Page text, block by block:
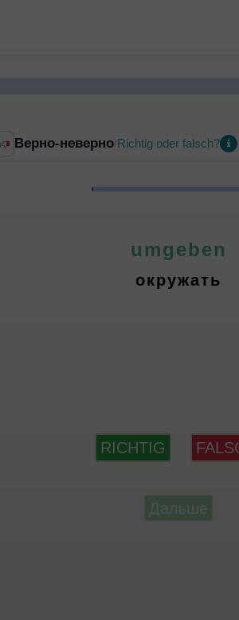
Верно-неверно/ Richtig oder falsch?
umgeben
окружать
RICHTIG
Дальше